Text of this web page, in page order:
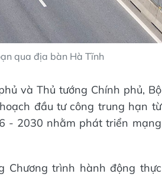
qua địa bàn Hà Tĩnh
và Thủ tướng Chính phủ, Bộ
đầu tư công trung hạn từ
- 2030 nhằm phát triển mạng
Chương trình hành động thực